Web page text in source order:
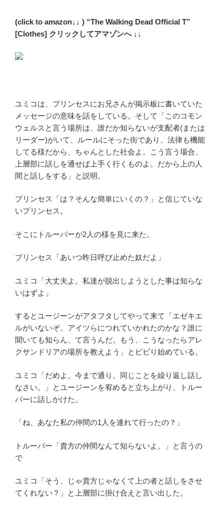
(click to amazon↓↓ ) “The Walking Dead Official T”
[Clothes] クリックしてアマゾンへ ↓↓
ユミコは、プリンセスにお兄さんが掲示板に書いていた
メッセージの意味を話をしている。そして「このコモン
ウェルスと言う場所は、誰だか知らないが支配者(または
リーダー)がいて、ルールにそった街であり、法律も機能
してる様だから、ちゃんとした社会よ。こう言う場合、
上層部に話しを通せば上手く行くものよ。だから上の人
間と話しをする」と説明。
プリンセス「は？そんな簡単にいくの？」と信じていな
いプリンセス。
そこにトルーパーが2人の様を見に来た。
プリンセス「あいつ昨日呼び止めた奴だよ」
ユミコ「大丈夫よ。私達が脱出しようとした事は知らな
いはずよ」
するとユージーンがアタフタしてやって来て「エゼキエ
ルがいないぞ。アイツらにつれていかれたのかな？誰に
聞いても知らん、て言うんだ。もう、こうなったらアレ
クサンドリアの場所を教えよう」とビビり始めている。
ユミコ「だめよ。今まで通り、同じことを繰り返し話し
なさい。」とユージーンを宥めると立ち上がり、トルー
パーに話しかけた。
「ね、あなた私の仲間の1人を連れて行ったの？」
トルーパー「貴方の仲間なんて知らないよ。」と言うの
で
ユミコ「そう、じゃ貴方じゃなくて上の者と話しをさせ
てくれない？」と上層部に掛け合えと言い出した。